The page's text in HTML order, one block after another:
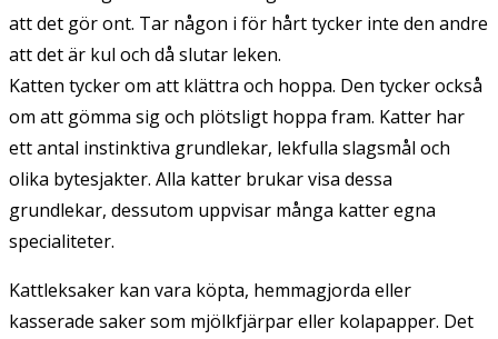
att det gör ont. Tar någon i för hårt tycker inte den andre
att det är kul och då slutar leken.
Katten tycker om att klättra och hoppa. Den tycker också
om att gömma sig och plötsligt hoppa fram. Katter har
ett antal instinktiva grundlekar, lekfulla slagsmål och
olika bytesjakter. Alla katter brukar visa dessa
grundlekar, dessutom uppvisar många katter egna
specialiteter.
Kattleksaker kan vara köpta, hemmagjorda eller
kasserade saker som mjölkfjärpar eller kolapapper. Det